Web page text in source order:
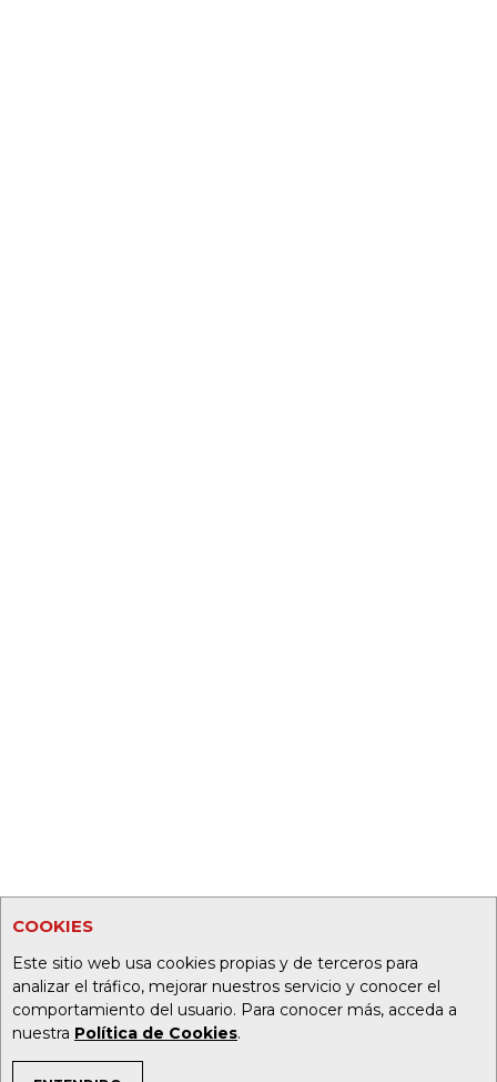
COOKIES
Este sitio web usa cookies propias y de terceros para
analizar el tráfico, mejorar nuestros servicio y conocer el
comportamiento del usuario. Para conocer más, acceda a
nuestra Política de Cookies.